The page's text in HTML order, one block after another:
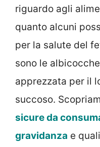
riguardo agli
quanto alcuni
per la salute del
sono le
apprezzata per il
succoso.
sicure da
gravidanza e